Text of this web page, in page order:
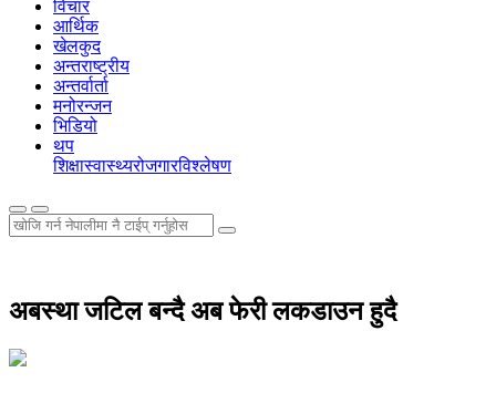
विचार
आर्थिक
खेलकुद
अन्तराष्ट्रीय
अन्तर्वार्ता
मनोरन्जन
भिडियो
थप
शिक्षास्वास्थ्यरोजगारविश्लेषण
अबस्था जटिल बन्दै अब फेरी लकडाउन हुदै